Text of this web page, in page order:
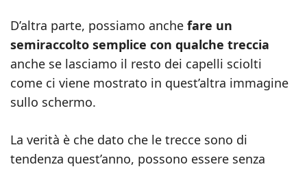
D’altra parte, possiamo anche fare un
semiraccolto semplice con qualche treccia
anche se lasciamo il resto dei capelli sciolti
come ci viene mostrato in quest’altra immagine
sullo schermo.
La verità è che dato che le trecce sono di
tendenza quest’anno, possono essere senza